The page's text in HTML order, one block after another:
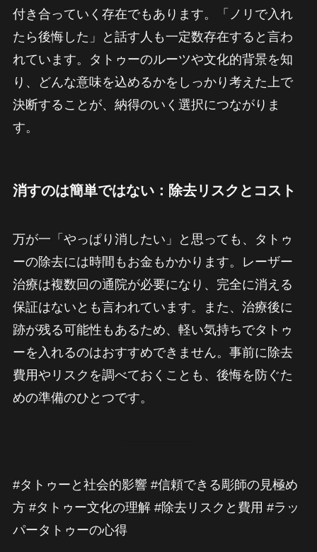
付き合っていく存在でもあります。「ノリで入れ
たら後悔した」と話す人も一定数存在すると言わ
れています。タトゥーのルーツや文化的背景を知
り、どんな意味を込めるかをしっかり考えた上で
決断することが、納得のいく選択につながりま
す。
消すのは簡単ではない：除去リスクとコスト
万が一「やっぱり消したい」と思っても、タトゥ
ーの除去には時間もお金もかかります。レーザー
治療は複数回の通院が必要になり、完全に消える
保証はないとも言われています。また、治療後に
跡が残る可能性もあるため、軽い気持ちでタトゥ
ーを入れるのはおすすめできません。事前に除去
費用やリスクを調べておくことも、後悔を防ぐた
めの準備のひとつです。
#タトゥーと社会的影響 #信頼できる彫師の見極め
方 #タトゥー文化の理解 #除去リスクと費用 #ラッ
パータトゥーの心得